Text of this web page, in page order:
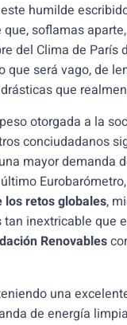
humilde
soflamas
del Clima de París
será vago, de
que
otorgada a la
conciudadanos
mayor demanda
Eurobarómetro,
los retos globales,
inextricable que
Renovables
una
de energía